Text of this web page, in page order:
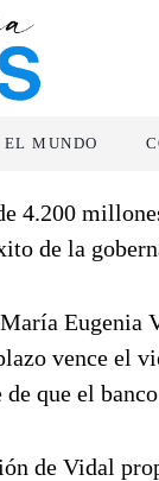
EL MUNDO
4.200
de la
Eugenia
vence el
que el
de Vidal